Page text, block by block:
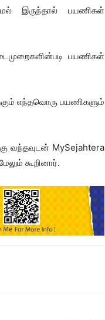
இருந்தால் பயணிகள்
பயணிகள்
எந்தவொரு பயணிகளும்
வந்தவுடன் MySejahtera
கூறினார்.